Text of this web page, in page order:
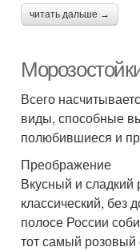
читать дальше →
Всего
виды, способные
полюбившиеся и
Преображение
Вкусный и сладкий
классический, без
полосе России
тот самый